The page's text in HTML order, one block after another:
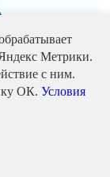
практикой
с
Метрики.
с ним.
ОК. Условия